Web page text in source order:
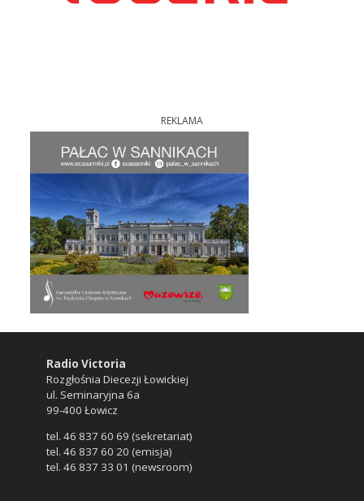
REKLAMA
Radio Victoria
Rozgłośnia Diecezji Łowickiej
ul. Seminaryjna 6a
99-400 Łowicz
tel. 46 837 60 69 (sekretariat)
tel. 46 837 60 20 (emisja)
tel. 46 837 33 01 (newsroom)